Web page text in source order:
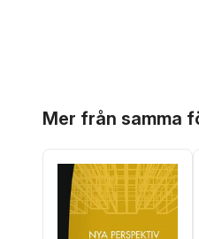
Mer från samma